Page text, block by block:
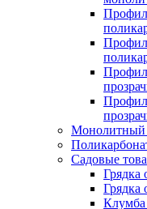
Монолитный
Садовые
Грядка
Грядка
Клумба